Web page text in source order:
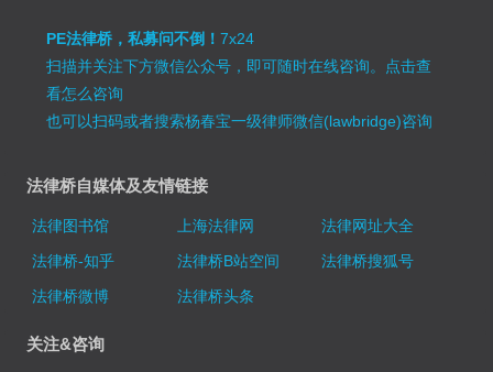
PE法律桥，私募问不倒！7x24
扫描并关注下方微信公众号，即可随时在线咨询。 点击查
看怎么咨询
也可以扫码或者搜索杨春宝一级律师微信(lawbridge)咨询
法律桥自媒体及友情链接
法律图书馆 上海法律网
法律网址大全
法律桥-知乎
法律桥B站空间
法律桥搜狐号
法律桥微博
法律桥头条
关注&咨询